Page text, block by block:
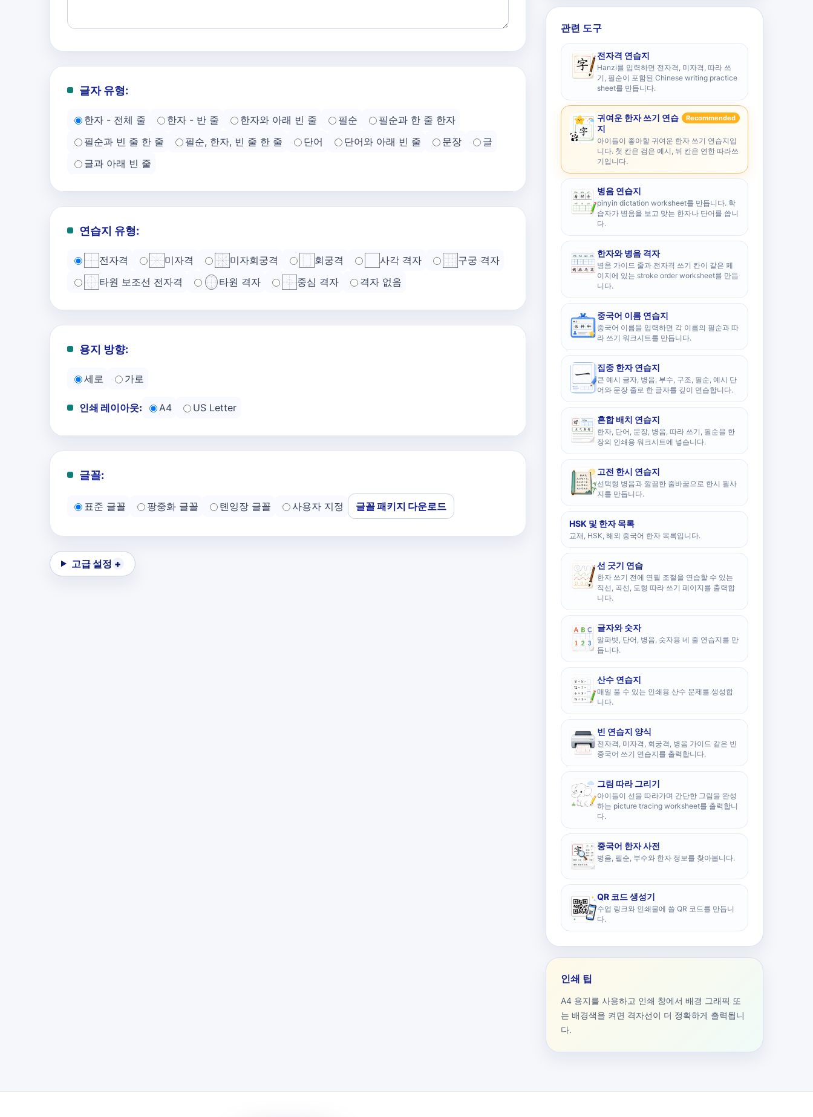
글자 유형:
한자 - 전체 줄 한자 - 반 줄 한자와 아래 빈 줄 필순
필순과 한 줄 한자
필순과 빈 줄 한 줄
필순, 한자, 빈 줄 한 줄 단어 단어와 아래 빈 줄 문장
글
글과 아래 빈 줄
연습지 유형:
전자격 미자격 미자회궁격 회궁격 사각 격자
구궁 격자
타원 보조선 전자격
타원 격자 중심 격자 격자 없음
용지 방향:
세로 가로
인쇄 레이아웃: A4 US Letter
글꼴:
표준 글꼴 팡중화 글꼴 톈잉장 글꼴 사용자 지정 글꼴 패키지 다운로드
고급 설정
관련 도구
전자격 연습지
Hanzi를 입력하면 전자격, 미자격, 따라 쓰
기, 필순이 포함된 Chinese writing practice
sheet를 만듭니다.
귀여운 한자 쓰기 연습
지
Recommended
아이들이 좋아할 귀여운 한자 쓰기 연습지입
니다. 첫 칸은 검은 예시, 뒤 칸은 연한 따라쓰
기입니다.
병음 연습지
pinyin dictation worksheet를 만듭니다. 학
습자가 병음을 보고 맞는 한자나 단어를 씁니
다.
한자와 병음 격자
병음 가이드 줄과 전자격 쓰기 칸이 같은 페
이지에 있는 stroke order worksheet를 만듭
니다.
중국어 이름 연습지
중국어 이름을 입력하면 각 이름의 필순과 따
라 쓰기 워크시트를 만듭니다.
집중 한자 연습지
큰 예시 글자, 병음, 부수, 구조, 필순, 예시 단
어와 문장 줄로 한 글자를 깊이 연습합니다.
혼합 배치 연습지
한자, 단어, 문장, 병음, 따라 쓰기, 필순을 한
장의 인쇄용 워크시트에 넣습니다.
고전 한시 연습지
선택형 병음과 깔끔한 줄바꿈으로 한시 필사
지를 만듭니다.
HSK 및 한자 목록
교재, HSK, 해외 중국어 한자 목록입니다.
선 긋기 연습
한자 쓰기 전에 연필 조절을 연습할 수 있는
직선, 곡선, 도형 따라 쓰기 페이지를 출력합
니다.
글자와 숫자
알파벳, 단어, 병음, 숫자용 네 줄 연습지를 만
듭니다.
산수 연습지
매일 풀 수 있는 인쇄용 산수 문제를 생성합
니다.
빈 연습지 양식
전자격, 미자격, 회궁격, 병음 가이드 같은 빈
중국어 쓰기 연습지를 출력합니다.
그림 따라 그리기
아이들이 선을 따라가며 간단한 그림을 완성
하는 picture tracing worksheet를 출력합니
다.
중국어 한자 사전
병음, 필순, 부수와 한자 정보를 찾아봅니다.
QR 코드 생성기
수업 링크와 인쇄물에 쓸 QR 코드를 만듭니
다.
인쇄 팁
A4 용지를 사용하고 인쇄 창에서 배경 그래픽 또
는 배경색을 켜면 격자선이 더 정확하게 출력됩니
다.